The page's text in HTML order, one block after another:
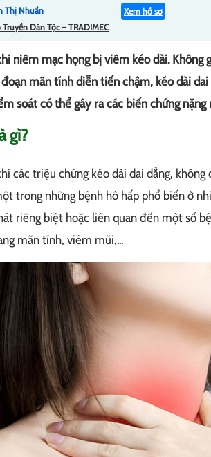
Thị Nhuần
Dân Tộc – TRADIMEC
Xem hồ sơ
niêm mạc họng bị viêm kéo dài. Không
mãn tính diễn tiến chậm, kéo dài
soát có thể gây ra các biến chứng nặng
gì?
các triệu chứng kéo dài dai dẳng,
trong những bệnh hô hấp phổ biến ở
riêng biệt hoặc liên quan đến một số
mãn tính, viêm mũi,...